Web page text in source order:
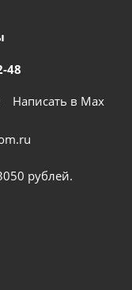
48
Написать в Мах
рублей.